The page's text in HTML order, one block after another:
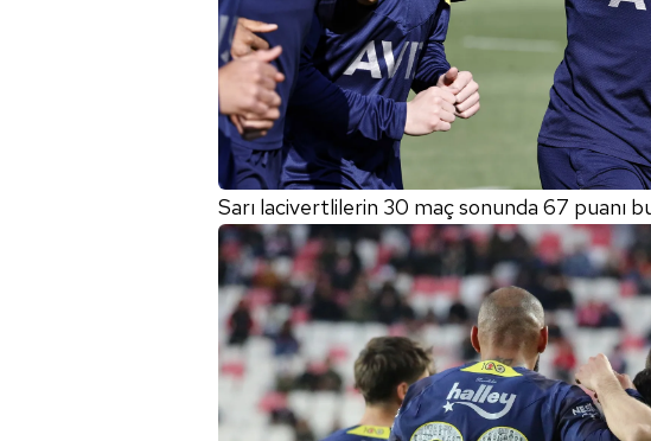
6698 sayılı Kişisel Verilerin Korunması
mevzuata uygun olarak kullanılan çerezlerle
Sarı lacivertlilerin 30 maç sonunda 67 puanı